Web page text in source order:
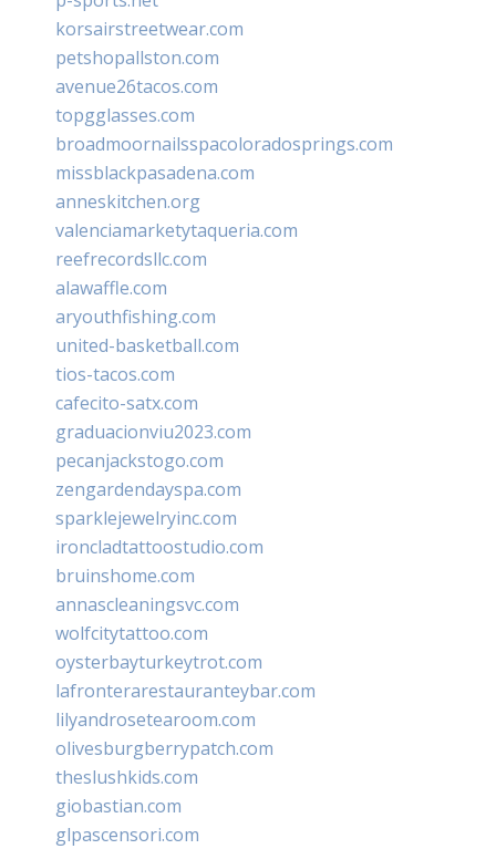
korsairstreetwear.com
petshopallston.com
avenue26tacos.com
topgglasses.com
broadmoornailsspacoloradosprings.com
missblackpasadena.com
anneskitchen.org
valenciamarketytaqueria.com
reefrecordsllc.com
alawaffle.com
aryouthfishing.com
united-basketball.com
tios-tacos.com
cafecito-satx.com
graduacionviu2023.com
pecanjackstogo.com
zengardendayspa.com
sparklejewelryinc.com
ironcladtattoostudio.com
bruinshome.com
annascleaningsvc.com
wolfcitytattoo.com
oysterbayturkeytrot.com
lafronterarestauranteybar.com
lilyandrosetearoom.com
olivesburgberrypatch.com
theslushkids.com
giobastian.com
glpascensori.com